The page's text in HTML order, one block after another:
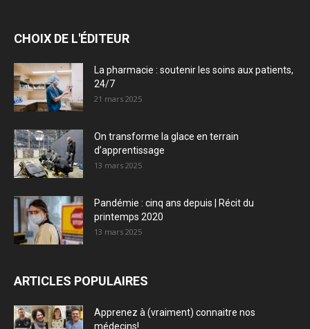
CHOIX DE L'ÉDITEUR
La pharmacie : soutenir les soins aux patients,
24/7
21 mars 2025
On transforme la glace en terrain
d’apprentissage
13 mars 2025
Pandémie : cinq ans depuis | Récit du
printemps 2020
13 mars 2025
ARTICLES POPULAIRES
Apprenez à (vraiment) connaitre nos
médecins!